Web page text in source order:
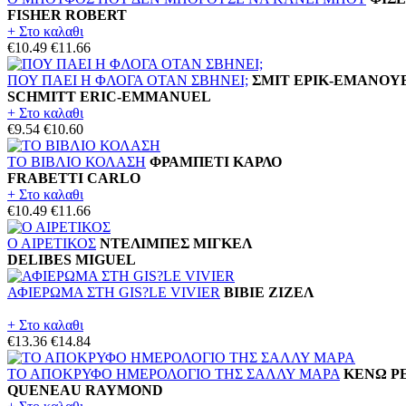
FISHER ROBERT
+ Στο καλαθι
€10.49 €11.66
ΠΟΥ ΠΑΕΙ Η ΦΛΟΓΑ ΟΤΑΝ ΣΒΗΝΕΙ; ΣΜΙΤ ΕΡΙΚ-
SCHMITT ERIC-EMMANUEL
+ Στο καλαθι
€9.54 €10.60
ΤΟ ΒΙΒΛΙΟ ΚΟΛΑΣΗ ΦΡΑΜΠΕΤΙ ΚΑΡΛΟ
FRABETTI CARLO
+ Στο καλαθι
€10.49 €11.66
Ο ΑΙΡΕΤΙΚΟΣ ΝΤΕΛΙΜΠΕΣ ΜΙΓΚΕΛ
DELIBES MIGUEL
ΑΦΙΕΡΩΜΑ ΣΤΗ GIS?LE VIVIER ΒΙΒΙΕ ΖΙΖΕΛ
+ Στο καλαθι
€13.36 €14.84
ΤΟ ΑΠΟΚΡΥΦΟ ΗΜΕΡΟΛΟΓΙΟ ΤΗΣ ΣΑΛΛΥ ΜΑΡΑ ΚΕΝΩ
QUENEAU RAYMOND